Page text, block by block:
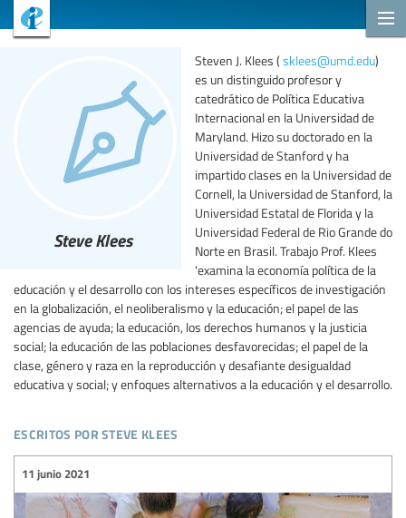
Steve Klees
Steven J. Klees ( sklees@umd.edu)
es un distinguido profesor y
catedrático de Política Educativa
Internacional en la Universidad de
Maryland. Hizo su doctorado en la
Universidad de Stanford y ha
impartido clases en la Universidad de
Cornell, la Universidad de Stanford, la
Universidad Estatal de Florida y la
Universidad Federal de Rio Grande do
Norte en Brasil. Trabajo Prof. Klees
'examina la economía política de la
educación y el desarrollo con los intereses específicos de investigación
en la globalización, el neoliberalismo y la educación; el papel de las
agencias de ayuda; la educación, los derechos humanos y la justicia
social; la educación de las poblaciones desfavorecidas; el papel de la
clase, género y raza en la reproducción y desafiante desigualdad
educativa y social; y enfoques alternativos a la educación y el desarrollo.
escritos por steve klees
11 junio 2021